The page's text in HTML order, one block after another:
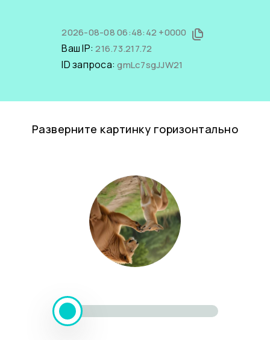
2026-08-08 06:48:42 +0000
Ваш IP:216.73.217.72
ID запроса:gmLc7sgJJW21
Разверните картинку горизонтально